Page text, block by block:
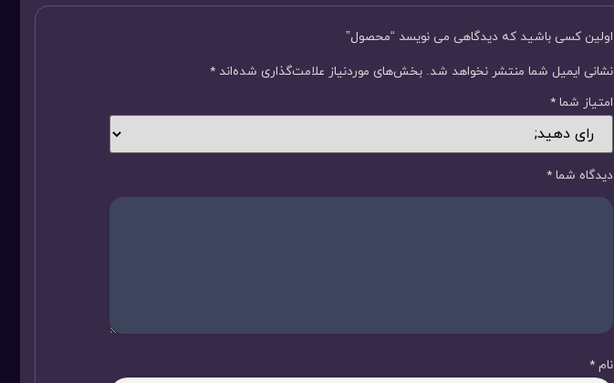
اولین کسی باشید که دیدگاهی می نویسد “محصول”
نشانی ایمیل شما منتشر نخواهد شد. بخش‌های موردنیاز علامت‌گذاری شده‌اند *
امتیاز شما *
دیدگاه شما *
نام *